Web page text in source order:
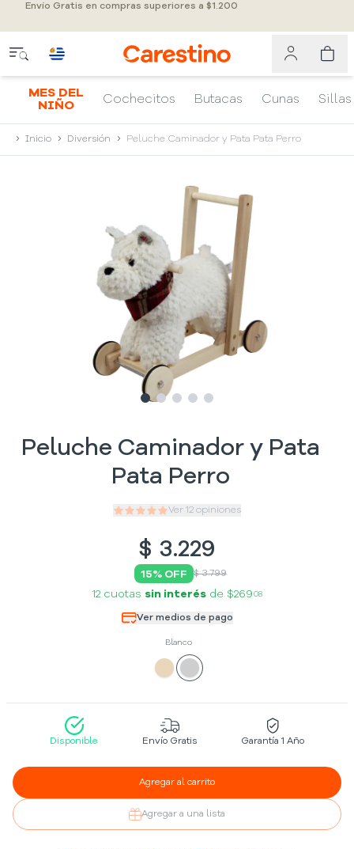
Envío Gratis en compras superiores a $1.200
MES DEL
NIÑO
Cochecitos Butacas Cunas Sillas
Inicio Diversión Peluche Caminador y Pata Pata Perro
Slide1
Slide2
Slide3
SlideSlide
Peluche Caminador y Pata
Pata Perro
Ver 12 opiniones
$ 3.229
15% OFF $ 3.799
12 cuotas sin interés de $269 08
Ver medios de pago
Blanco
Disponible Envío Gratis Garantía 1 Año
Agregar al carrito
Agregar a una lista